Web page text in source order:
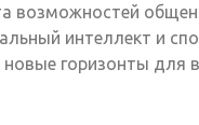
возможностей
интеллект и
горизонты для